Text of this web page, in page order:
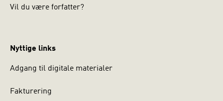
Vil du være forfatter?
Nyttige links
Adgang til digitale materialer
Fakturering